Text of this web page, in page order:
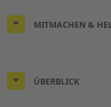
MITMACHEN &
ÜBERBLICK